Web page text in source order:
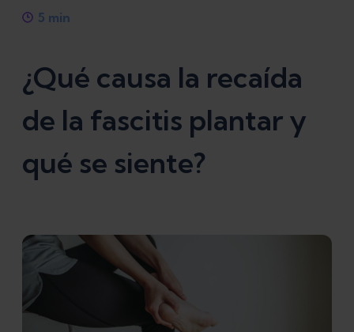
5 min
¿Qué causa la recaída
de la fascitis plantar y
qué se siente?